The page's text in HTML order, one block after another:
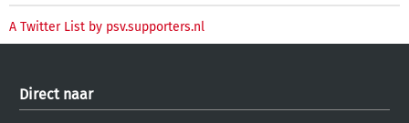
A Twitter List by psv.supporters.nl
Direct naar